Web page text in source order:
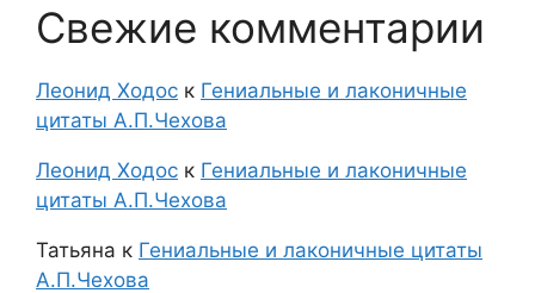
Свежие комментарии
Леонид Ходос к Гениальные и лаконичные
цитаты А.П.Чехова
Леонид Ходос к Гениальные и лаконичные
цитаты А.П.Чехова
Татьяна к Гениальные и лаконичные цитаты
А.П.Чехова